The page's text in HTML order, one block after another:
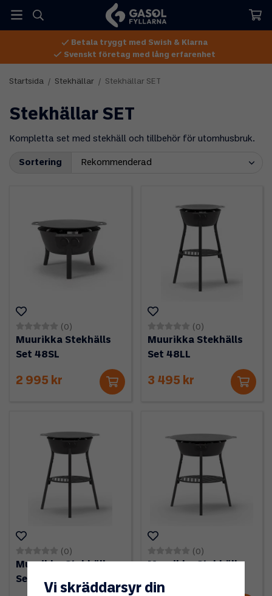
Betala tryggt med Swish & Klarna
Svenskt företag med lång erfarenhet
Startsida / Stekhällar / Stekhällar SET
Stekhällar SET
Kompletta set med stekhäll och tillbehör för utomhusbruk.
Sortering
(0)
Muurikka Stekhälls
Set 48SL
2 995 kr
(0)
Muurikka Stekhälls
Set 48LL
3 495 kr
(0)
Muurikka Stekhälls
Set 58LL
(0)
Vi skräddarsyr din